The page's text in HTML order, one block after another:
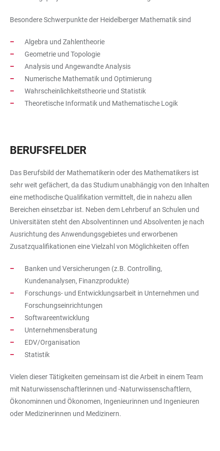
Besondere Schwerpunkte der Heidelberger Mathematik sind
Algebra und Zahlentheorie
Geometrie und Topologie
Analysis und Angewandte Analysis
Numerische Mathematik und Optimierung
Wahrscheinlichkeitstheorie und Statistik
Theoretische Informatik und Mathematische Logik
BERUFSFELDER
Das Berufsbild der Mathematikerin oder des Mathematikers ist
sehr weit gefächert, da das Studium unabhängig von den Inhalten
eine methodische Qualifikation vermittelt, die in nahezu allen
Bereichen einsetzbar ist. Neben dem Lehrberuf an Schulen und
Universitäten steht den Absolventinnen und Absolventen je nach
Ausrichtung des Anwendungsgebietes und erworbenen
Zusatzqualifikationen eine Vielzahl von Möglichkeiten offen
Banken und Versicherungen (z.B. Controlling,
Kundenanalysen, Finanzprodukte)
Forschungs- und Entwicklungsarbeit in Unternehmen und
Forschungseinrichtungen
Softwareentwicklung
Unternehmensberatung
EDV/Organisation
Statistik
Vielen dieser Tätigkeiten gemeinsam ist die Arbeit in einem Team
mit Naturwissenschaftlerinnen und -Naturwissenschaftlern,
Ökonominnen und Ökonomen, Ingenieurinnen und Ingenieuren
oder Medizinerinnen und Medizinern.